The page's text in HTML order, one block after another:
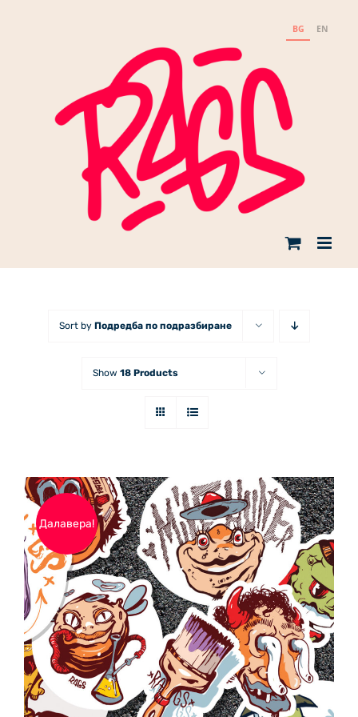
BG EN
Sort by Подредба по подразбиране
Show 18 Products
Далавера!
ДОБАВЯНЕ В КОЛИЧКАТА
/
ДЕТАЙЛИ